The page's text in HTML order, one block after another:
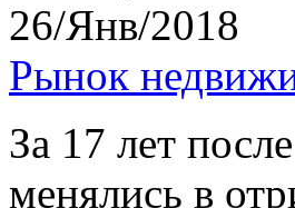
26/Янв/2018
Рынок
За 17 лет
менялись в